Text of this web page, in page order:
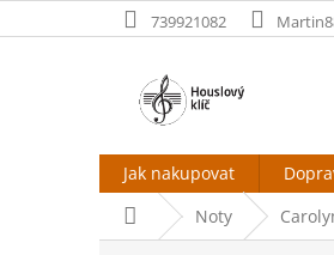
na
739921082
Jak nakupovat
Domů Noty